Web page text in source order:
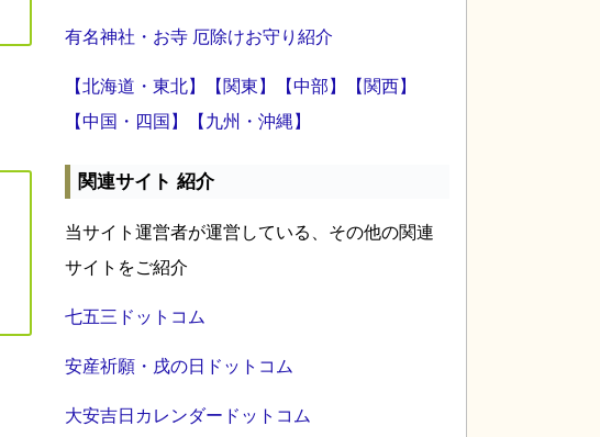
有名神社・お寺 厄除けお守り紹介
【北海道・東北】 【関東】 【中部】
【関西】
【中国・四国】
【九州・沖縄】
関連サイト 紹介
当サイト運営者が運営している、その他の関連
サイトをご紹介
七五三ドットコム
安産祈願・戌の日ドットコム
大安吉日カレンダードットコム